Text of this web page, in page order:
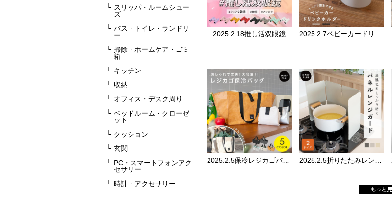
2025.2.18推し活双眼鏡
2025.2.5保冷レジカゴバッグ